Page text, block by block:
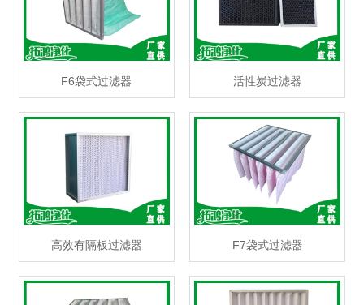
F6袋式过滤器 活性炭过滤器
高效有隔板过滤器 F7袋式过滤器